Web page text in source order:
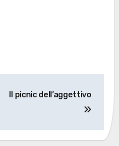
Il picnic dell’aggettivo